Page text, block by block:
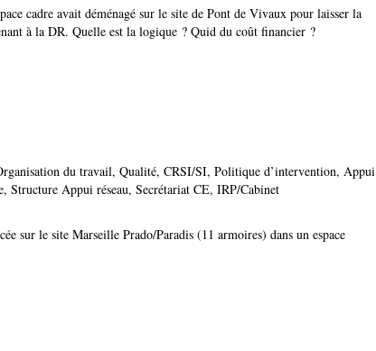
cadre avait déménagé sur le site de Pont de Vivaux pour laisser la
à la DR. Quelle est la logique ? Quid du coût financier ?
du travail, Qualité, CRSI/SI, Politique d’intervention, Appui
Appui réseau, Secrétariat CE, IRP/Cabinet
sur le site Marseille Prado/Paradis (11 armoires) dans un espace